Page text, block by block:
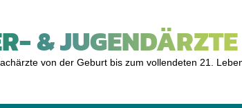
&
von der Geburt bis zum vollendeten 21.